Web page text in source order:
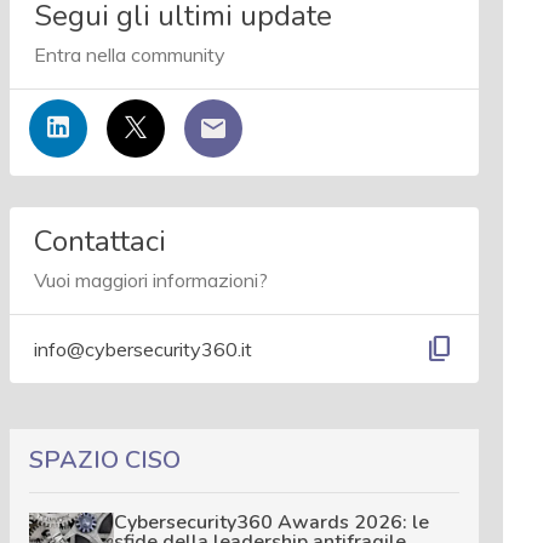
Segui gli ultimi update
Entra nella community
Contattaci
Vuoi maggiori informazioni?
info@cybersecurity360.it content_copy
SPAZIO CISO
Cybersecurity360 Awards 2026: le